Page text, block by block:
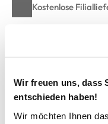
Wir freuen uns, dass
entschieden haben!
Wir möchten Ihnen
Kostenlose